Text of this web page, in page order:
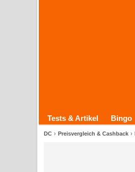
Tests & Artikel Bingo
DC Preisvergleich & Cashback